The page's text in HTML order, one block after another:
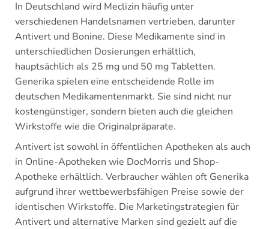
In Deutschland wird Meclizin häufig unter
verschiedenen Handelsnamen vertrieben, darunter
Antivert und Bonine. Diese Medikamente sind in
unterschiedlichen Dosierungen erhältlich,
hauptsächlich als 25 mg und 50 mg Tabletten.
Generika spielen eine entscheidende Rolle im
deutschen Medikamentenmarkt. Sie sind nicht nur
kostengünstiger, sondern bieten auch die gleichen
Wirkstoffe wie die Originalpräparate.
Antivert ist sowohl in öffentlichen Apotheken als auch
in Online-Apotheken wie DocMorris und Shop-
Apotheke erhältlich. Verbraucher wählen oft Generika
aufgrund ihrer wettbewerbsfähigen Preise sowie der
identischen Wirkstoffe. Die Marketingstrategien für
Antivert und alternative Marken sind gezielt auf die